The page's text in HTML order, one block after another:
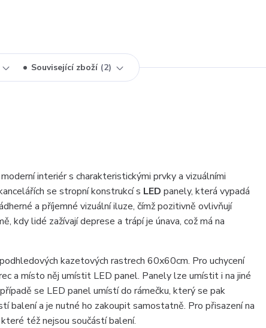
Související zboží 2
interiér s charakteristickými prvky a vizuálními
se stropní konstrukcí s LED panely, která vypadá
a příjemné vizuální iluze, čímž pozitivně ovlivňují
kdy lidé zažívají deprese a trápí je únava, což má na
kazetových rastrech 60x60cm. Pro uchycení
a místo něj umístit LED panel. Panely lze umístit i na jiné
se LED panel umístí do rámečku, který se pak
balení a je nutné ho zakoupit samostatně. Pro přisazení na
též nejsou součástí balení.